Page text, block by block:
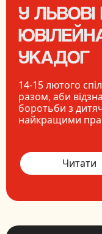
У
УКАДОГ
14-15 лютого
разом, аби
боротьби з
найкращими
Читати